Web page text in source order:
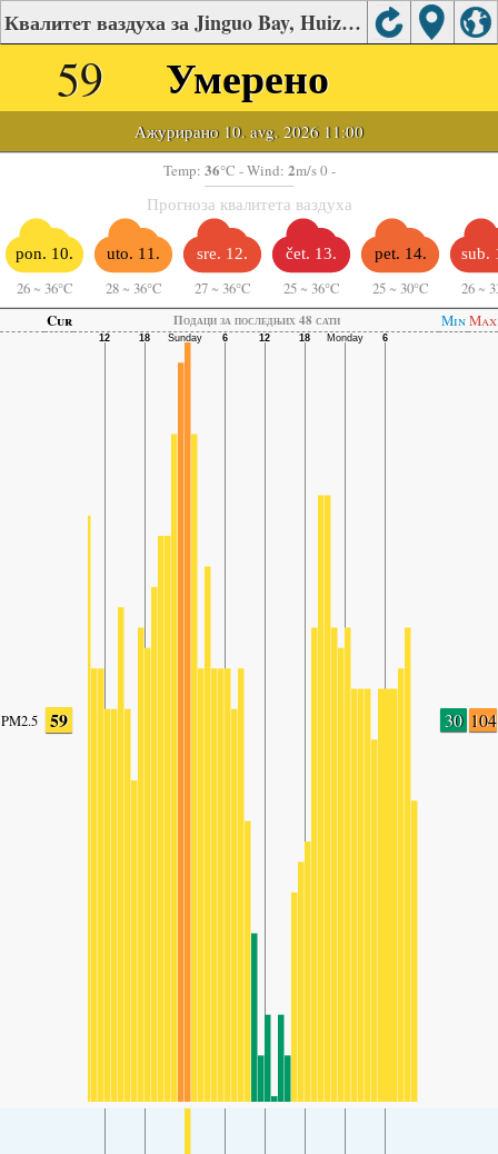
Квалитет ваздуха за Jinguo Bay, Huizhou
59 Умерено
Ажурирано 10. avg. 2026 11:00
Temp: 36°C - Wind: 2m/s 0 -
Прогноза квалитета ваздуха
pon. 10.
26 ~ 36°C
uto. 11.
28 ~ 36°C
sre. 12.
27 ~ 36°C
čet. 13.
25 ~ 36°C
pet. 14.
25 ~ 30°C
sub.
26 ~
Cur
Подаци за последњих 48 сати MinMax
PM2.5 59 30 104